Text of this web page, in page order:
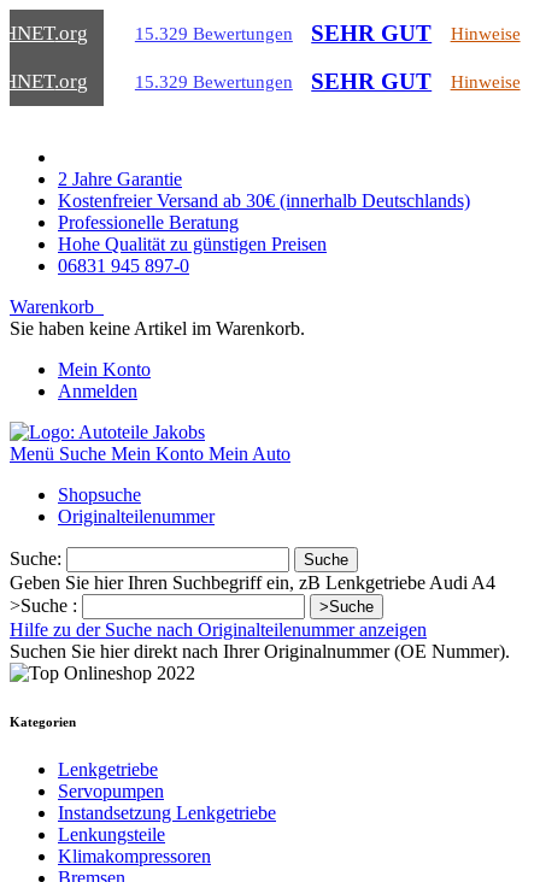
.org 15.329 Bewertungen SEHR GUT Hinweise
.org 15.329 Bewertungen SEHR GUT Hinweise
2 Jahre Garantie
Kostenfreier Versand ab 30€ (innerhalb Deutschlands)
Professionelle Beratung
Hohe Qualität zu günstigen Preisen
06831 945 897-0
Warenkorb
Sie haben keine Artikel im Warenkorb.
Mein Konto
Anmelden
Menü Suche Mein Konto Mein Auto
Shopsuche
Originalteilenummer
Suche: Suche
Geben Sie hier Ihren Suchbegriff ein, zB Lenkgetriebe Audi A4
>Suche :
>Suche
Hilfe zu der Suche nach Originalteilenummer anzeigen
Suchen Sie hier direkt nach Ihrer Originalnummer (OE Nummer).
Kategorien
Lenkgetriebe
Servopumpen
Instandsetzung Lenkgetriebe
Lenkungsteile
Klimakompressoren
Bremsen